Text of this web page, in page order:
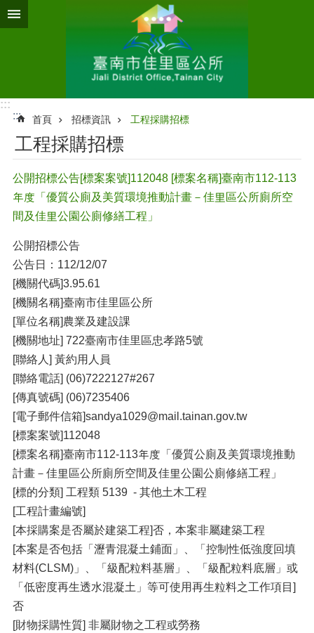
跳到主要內容區塊
:::
:::
首頁 招標資訊 工程採購招標
工程採購招標
公開招標公告[標案案號]112048 [標案名稱]臺南市112-113
年度「優質公廁及美質環境推動計畫－佳里區公所廁所空
間及佳里公園公廁修繕工程」
公開招標公告
公告日：112/12/07
[機關代碼]3.95.61
[機關名稱]臺南市佳里區公所
[單位名稱]農業及建設課
[機關地址] 722臺南市佳里區忠孝路5號
[聯絡人] 黃約用人員
[聯絡電話] (06)7222127#267
[傳真號碼] (06)7235406
[電子郵件信箱]sandya1029@mail.tainan.gov.tw
[標案案號]112048
[標案名稱]臺南市112-113年度「優質公廁及美質環境推動
計畫－佳里區公所廁所空間及佳里公園公廁修繕工程」
[標的分類] 工程類 5139 - 其他土木工程
[工程計畫編號]
[本採購案是否屬於建築工程]否，本案非屬建築工程
[本案是否包括「瀝青混凝土鋪面」、「控制性低強度回填
材料(CLSM)」、「級配粒料基層」、「級配粒料底層」或
「低密度再生透水混凝土」等可使用再生粒料之工作項目]
否
[財物採購性質] 非屬財物之工程或勞務